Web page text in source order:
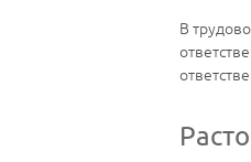
В